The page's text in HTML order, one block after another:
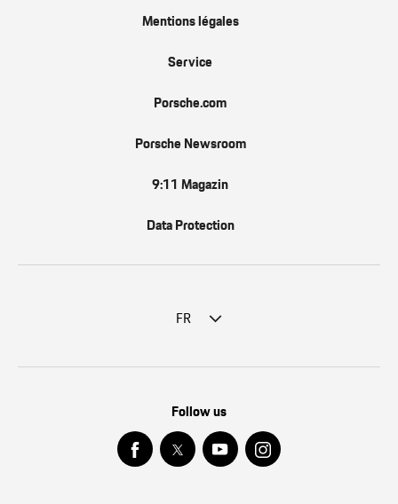
Mentions légales
Service
Porsche.com
Porsche Newsroom
9:11 Magazin
Data Protection
FR
Follow us